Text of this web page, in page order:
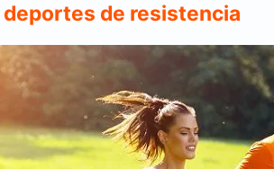
de resistencia